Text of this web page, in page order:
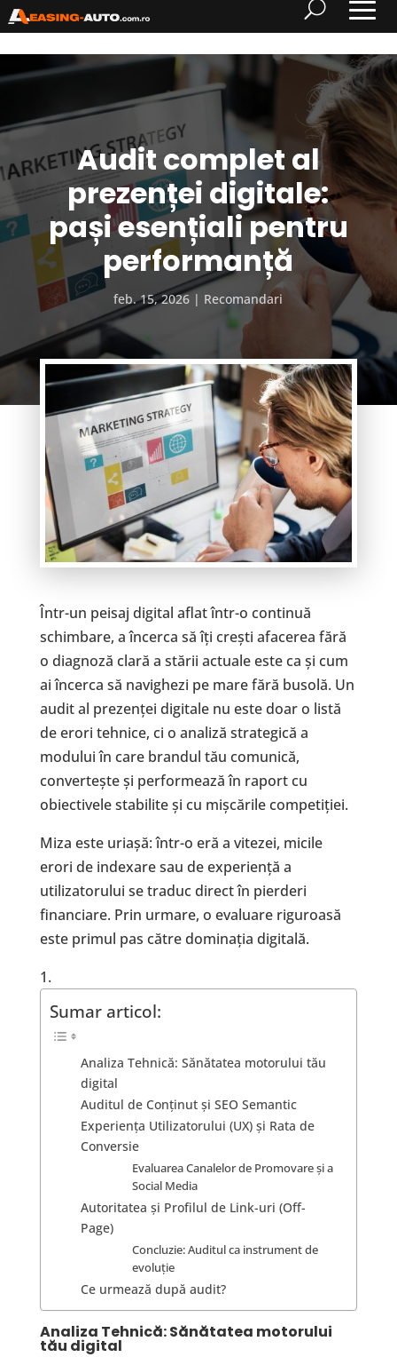
Audit complet al
prezenței digitale:
pași esențiali pentru
performanță
feb. 15, 2026 Recomandari
Într-un peisaj digital aflat într-o continuă
schimbare, a încerca să îți crești afacerea fără
o diagnoză clară a stării actuale este ca și cum
ai încerca să navighezi pe mare fără busolă. Un
audit al prezenței digitale nu este doar o listă
de erori tehnice, ci o analiză strategică a
modului în care brandul tău comunică,
convertește și performează în raport cu
obiectivele stabilite și cu mișcările competiției.
Miza este uriașă: într-o eră a vitezei, micile
erori de indexare sau de experiență a
utilizatorului se traduc direct în pierderi
financiare. Prin urmare, o evaluare riguroasă
este primul pas către dominația digitală.
Sumar articol:
Analiza Tehnică: Sănătatea motorului tău
digital
Auditul de Conținut și SEO Semantic
Experiența Utilizatorului (UX) și Rata de
Conversie
Evaluarea Canalelor de Promovare și a
Social Media
Autoritatea și Profilul de Link-uri (Off-
Page)
Concluzie: Auditul ca instrument de
evoluție
Ce urmează după audit?
Analiza Tehnică: Sănătatea motorului
tău digital